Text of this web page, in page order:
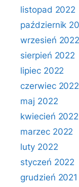
listopad 2022
październik
wrzesień 2022
sierpień 2022
lipiec 2022
czerwiec 2022
maj 2022
kwiecień 2022
marzec 2022
luty 2022
styczeń 2022
grudzień 2021